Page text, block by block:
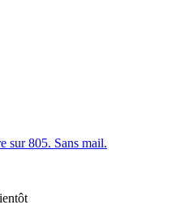
sur 805. Sans mail.